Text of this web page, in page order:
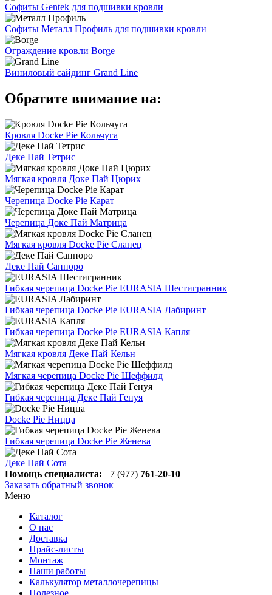
Софиты Gentek для подшивки кровли
Софиты Металл Профиль для подшивки кровли
Ограждение кровли Borge
Виниловый сайдинг Grand Line
Обратите внимание на:
Кровля Docke Pie Кольчуга
Деке Пай Тетрис
Мягкая кровля Доке Пай Цюрих
Черепица Docke Pie Карат
Черепица Доке Пай Матрица
Мягкая кровля Docke Pie Сланец
Деке Пай Саппоро
Гибкая черепица Docke Pie EURASIA Шестигранник
Гибкая черепица Docke Pie EURASIA Лабиринт
Гибкая черепица Docke Pie EURASIA Капля
Мягкая кровля Деке Пай Кельн
Мягкая черепица Docke Pie Шеффилд
Гибкая черепица Деке Пай Генуя
Docke Pie Ницца
Гибкая черепица Docke Pie Женева
Деке Пай Сота
Помощь специалиста: +7 (977) 761-20-10
Заказать обратный звонок
Меню
Каталог
О нас
Доставка
Прайс-листы
Монтаж
Наши работы
Калькулятор металлочерепицы
Полезное